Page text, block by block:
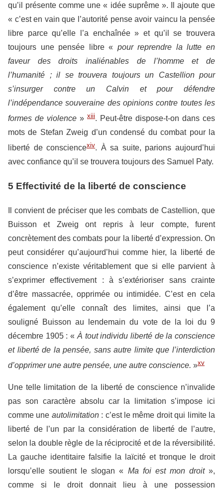
qu’il présente comme une « idée suprême ». Il ajoute que
« c’est en vain que l’autorité pense avoir vaincu la pensée
libre parce qu’elle l’a enchaînée » et qu’il se trouvera
toujours une pensée libre « pour reprendre la lutte en
faveur des droits inaliénables de l’homme et de
l’humanité ; il se trouvera toujours un Castellion pour
s’insurger contre un Calvin et pour défendre
l’indépendance souveraine des opinions contre toutes les
formes de violence » xiii. Peut-être dispose-t-on dans ces
mots de Stefan Zweig d’un condensé du combat pour la
liberté de consciencexiv. À sa suite, parions aujourd’hui
avec confiance qu’il se trouvera toujours des Samuel Paty.
5 Effectivité de la liberté de conscience
Il convient de préciser que les combats de Castellion, que
Buisson et Zweig ont repris à leur compte, furent
concrètement des combats pour la liberté d’expression. On
peut considérer qu’aujourd’hui comme hier, la liberté de
conscience n’existe véritablement que si elle parvient à
s’exprimer effectivement : à s’extérioriser sans crainte
d’être massacrée, opprimée ou intimidée. C’est en cela
également qu’elle connaît des limites, ainsi que l’a
souligné Buisson au lendemain du vote de la loi du 9
décembre 1905 : « À tout individu liberté de la conscience
et liberté de la pensée, sans autre limite que l’interdiction
d’opprimer une autre pensée, une autre conscience. »xv
Une telle limitation de la liberté de conscience n’invalide
pas son caractère absolu car la limitation s’impose ici
comme une autolimitation: c’est le même droit qui limite la
liberté de l’un par la considération de liberté de l’autre,
selon la double règle de la réciprocité et de la réversibilité.
La gauche identitaire falsifie la laïcité et tronque le droit
lorsqu’elle soutient le slogan « Ma foi est mon droit»,
comme si le droit donnait lieu à une possession